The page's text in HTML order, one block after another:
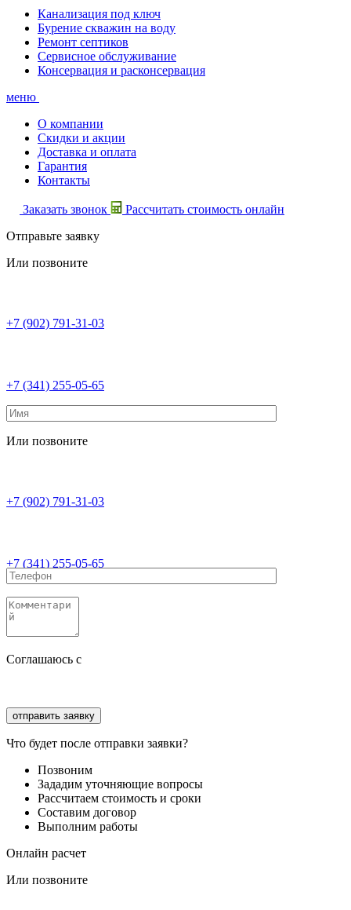
Канализация под ключ
Бурение скважин на воду
Ремонт септиков
Сервисное обслуживание
Консервация и расконсервация
меню
О компании
Скидки и акции
Доставка и оплата
Гарантия
Контакты
Заказать звонок
Рассчитать стоимость онлайн
Отправьте заявку
Или позвоните
+7 (902) 791-31-03
+7 (341) 255-05-65
Или позвоните
+7 (902) 791-31-03
+7 (341) 255-05-65
Соглашаюсь с
Что будет после отправки заявки?
Позвоним
Зададим уточняющие вопросы
Рассчитаем стоимость и сроки
Составим договор
Выполним работы
Онлайн расчет
Или позвоните